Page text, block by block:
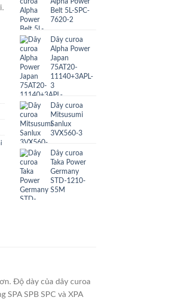
Belt 5L-SPC-
7620-2
Dây curoa
Alpha Power
Japan
75AT20-
11140+3APL-
3
Dây curoa
Mitsusumi
Sanlux
3VX560-3
Dây curoa
Taka Power
Germany
STD-1210-
S5M
Độ dày của dây curoa
SPB SPC và XPA